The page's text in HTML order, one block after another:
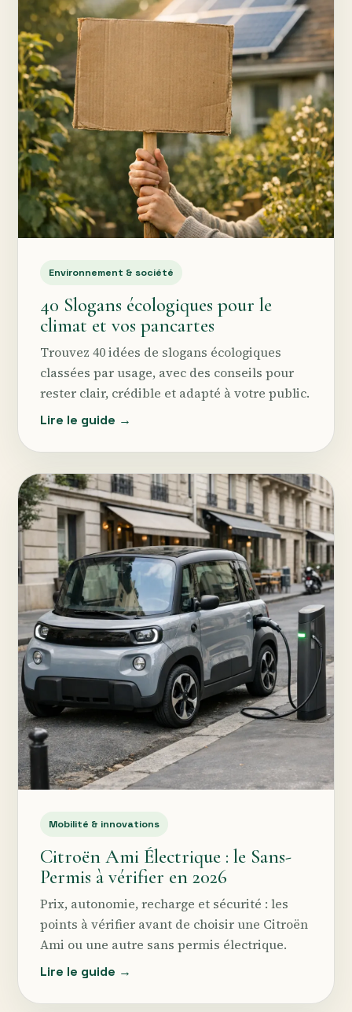
Environnement & société
40 Slogans écologiques pour le
climat et vos pancartes
Trouvez 40 idées de slogans écologiques
classées par usage, avec des conseils pour
rester clair, crédible et adapté à votre public.
Lire le guide →
Mobilité & innovations
Citroën Ami Électrique : le Sans-
Permis à vérifier en 2026
Prix, autonomie, recharge et sécurité : les
points à vérifier avant de choisir une Citroën
Ami ou une autre sans permis électrique.
Lire le guide →